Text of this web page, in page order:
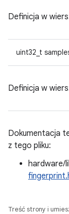
Definicja w
uint32_t
Definicja w
Dokumentacja
z tego pliku:
hardware/
Treść strony i